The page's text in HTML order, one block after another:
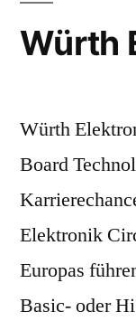
Würth
Würth
Board
Elektronik
Europas
Basic- oder